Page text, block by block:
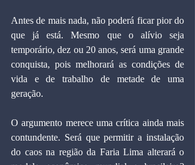
Antes de mais nada, não poderá ficar pior do
que já está. Mesmo que o alívio seja
temporário, dez ou 20 anos, será uma grande
conquista, pois melhorará as condições de
vida e de trabalho de metade de uma
geração.
O argumento merece uma crítica ainda mais
contundente. Será que permitir a instalação
do caos na região da Faria Lima alterará o